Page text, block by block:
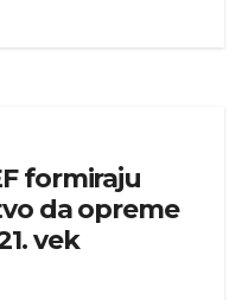
formiraju
da opreme
vek